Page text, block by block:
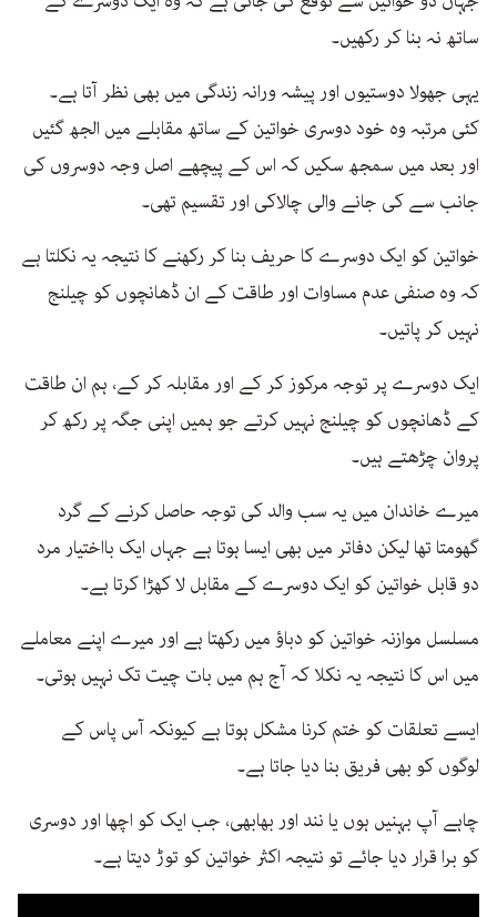
ساتھ نہ بنا کر رکھیں۔
یہی جھولا دوستیوں اور پیشہ ورانہ زندگی میں بھی نظر آتا ہے۔
کئی مرتبہ وہ خود دوسری خواتین کے ساتھ مقابلے میں الجھ گئیں
اور بعد میں سمجھ سکیں کہ اس کے پیچھے اصل وجہ دوسروں کی
جانب سے کی جانے والی چالاکی اور تقسیم تھی۔
خواتین کو ایک دوسرے کا حریف بنا کر رکھنے کا نتیجہ یہ نکلتا ہے
کہ وہ صنفی عدم مساوات اور طاقت کے ان ڈھانچوں کو چیلنج
نہیں کر پاتیں۔
ایک دوسرے پر توجہ مرکوز کر کے اور مقابلہ کر کے، ہم ان طاقت
کے ڈھانچوں کو چیلنج نہیں کرتے جو ہمیں اپنی جگہ پر رکھ کر
پروان چڑھتے ہیں۔
میرے خاندان میں یہ سب والد کی توجہ حاصل کرنے کے گرد
گھومتا تھا لیکن دفاتر میں بھی ایسا ہوتا ہے جہاں ایک بااختیار مرد
دو قابل خواتین کو ایک دوسرے کے مقابل لا کھڑا کرتا ہے۔
مسلسل موازنہ خواتین کو دباؤ میں رکھتا ہے اور میرے اپنے معاملے
میں اس کا نتیجہ یہ نکلا کہ آج ہم میں بات چیت تک نہیں ہوتی۔
ایسے تعلقات کو ختم کرنا مشکل ہوتا ہے کیونکہ آس پاس کے
لوگوں کو بھی فریق بنا دیا جاتا ہے۔
چاہے آپ بہنیں ہوں یا نند اور بھابھی، جب ایک کو اچھا اور دوسری
کو برا قرار دیا جائے تو نتیجہ اکثر خواتین کو توڑ دیتا ہے۔